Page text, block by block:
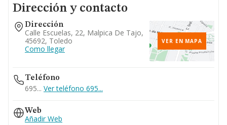
Dirección y contacto
Dirección
Calle Escuelas, 22, Malpica De Tajo,
45692, Toledo
Como llegar
VER EN MAPA
Teléfono
695... Ver teléfono 695...
Web
Añadir Web